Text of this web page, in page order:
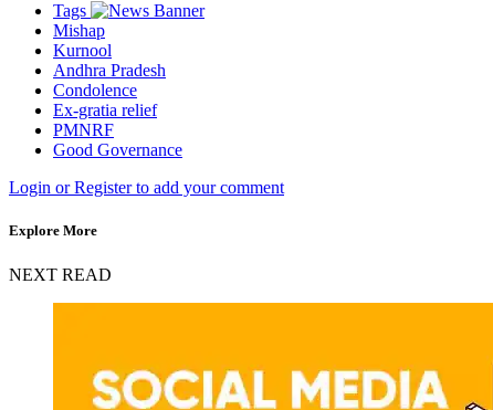
Tags
Mishap
Kurnool
Andhra Pradesh
Condolence
Ex-gratia relief
PMNRF
Good Governance
Login or Register to add your comment
Explore More
NEXT READ